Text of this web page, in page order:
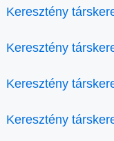
Keresztény
Keresztény
Keresztény
Keresztény